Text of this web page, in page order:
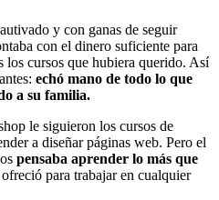
y con ganas de seguir
con el dinero suficiente para
los cursos que hubiera querido. Así
echó mano de todo lo que
a su familia.
le siguieron los cursos de
a diseñar páginas web. Pero el
pensaba aprender lo más que
ofreció para trabajar en cualquier